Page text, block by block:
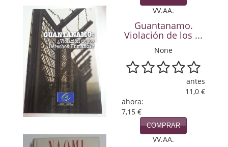
Política
Psicología. Educación
Religión
Revistas
Segunda Guerra Mundial
Sobre Madrid
Teatro
VV.AA.
Guantanamo.
Violación de los ...
None
antes
11,0 €
ahora:
7,15 €
COMPRAR
VV.AA.